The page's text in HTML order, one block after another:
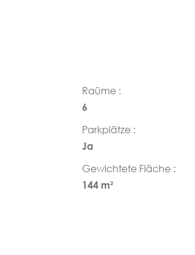
Raüme :
6
Parkplätze :
Ja
Gewichtete Fläche :
144 m²